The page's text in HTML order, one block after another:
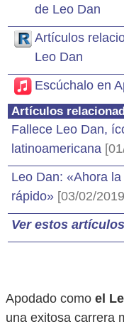
de Leo Dan
Artículos
Leo Dan
Escúchalo en
Artículos
Fallece Leo Dan,
latinoamericana
Leo Dan: «Ahora
rápido» [03/02/
Ver estos
Apodado como el
una exitosa carrera